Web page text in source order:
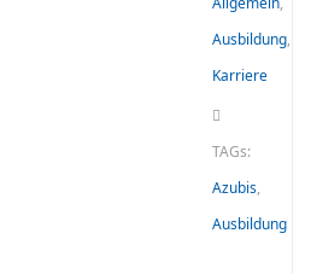
Ausbildung,
Karriere
TAGs:
Azubis,
Ausbildung